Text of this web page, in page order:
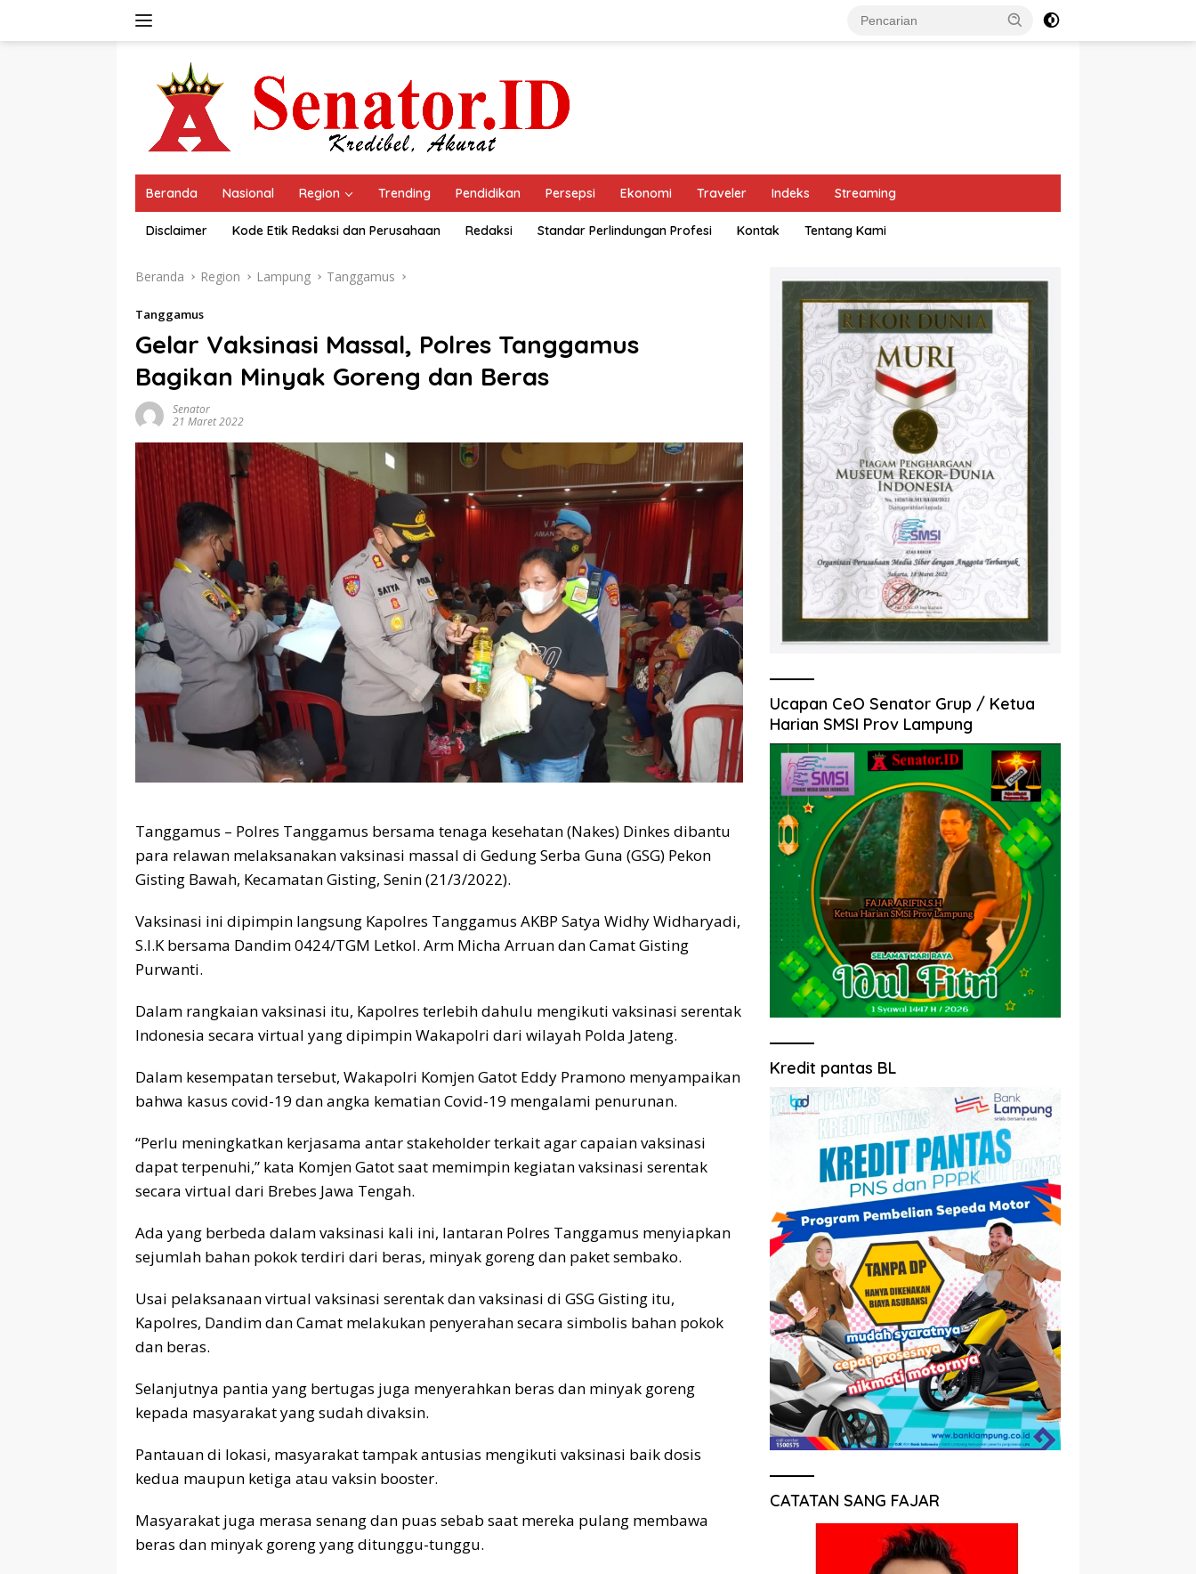
Beranda Nasional Region Trending Pendidikan Persepsi Ekonomi Traveler Indeks Streaming
Disclaimer Kode Etik Redaksi dan Perusahaan Redaksi Standar Perlindungan Profesi Kontak Tentang Kami
Beranda Region Lampung Tanggamus
Tanggamus
Gelar Vaksinasi Massal, Polres Tanggamus
Bagikan Minyak Goreng dan Beras
Senator
21 Maret 2022
Tanggamus – Polres Tanggamus bersama tenaga kesehatan (Nakes) Dinkes dibantu
para relawan melaksanakan vaksinasi massal di Gedung Serba Guna (GSG) Pekon
Gisting Bawah, Kecamatan Gisting, Senin (21/3/2022).
Vaksinasi ini dipimpin langsung Kapolres Tanggamus AKBP Satya Widhy Widharyadi,
S.I.K bersama Dandim 0424/TGM Letkol. Arm Micha Arruan dan Camat Gisting
Purwanti.
Dalam rangkaian vaksinasi itu, Kapolres terlebih dahulu mengikuti vaksinasi serentak
Indonesia secara virtual yang dipimpin Wakapolri dari wilayah Polda Jateng.
Dalam kesempatan tersebut, Wakapolri Komjen Gatot Eddy Pramono menyampaikan
bahwa kasus covid-19 dan angka kematian Covid-19 mengalami penurunan.
“Perlu meningkatkan kerjasama antar stakeholder terkait agar capaian vaksinasi
dapat terpenuhi,” kata Komjen Gatot saat memimpin kegiatan vaksinasi serentak
secara virtual dari Brebes Jawa Tengah.
Ada yang berbeda dalam vaksinasi kali ini, lantaran Polres Tanggamus menyiapkan
sejumlah bahan pokok terdiri dari beras, minyak goreng dan paket sembako.
Usai pelaksanaan virtual vaksinasi serentak dan vaksinasi di GSG Gisting itu,
Kapolres, Dandim dan Camat melakukan penyerahan secara simbolis bahan pokok
dan beras.
Selanjutnya pantia yang bertugas juga menyerahkan beras dan minyak goreng
kepada masyarakat yang sudah divaksin.
Pantauan di lokasi, masyarakat tampak antusias mengikuti vaksinasi baik dosis
kedua maupun ketiga atau vaksin booster.
Masyarakat juga merasa senang dan puas sebab saat mereka pulang membawa
beras dan minyak goreng yang ditunggu-tunggu.
Ucapan CeO Senator Grup / Ketua
Harian SMSI Prov Lampung
Kredit pantas BL
CATATAN SANG FAJAR